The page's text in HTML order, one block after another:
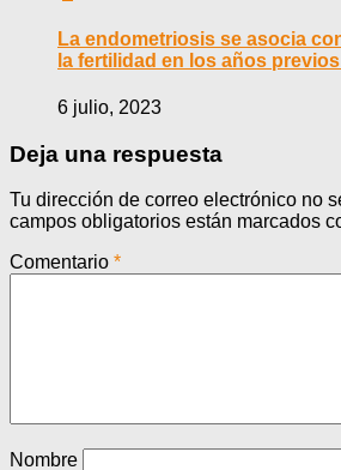
La endometriosis se asocia
la fertilidad en los años
6 julio, 2023
Deja una respuesta
Tu dirección de correo electrónico no
campos obligatorios están marcados
Comentario *
Nombre